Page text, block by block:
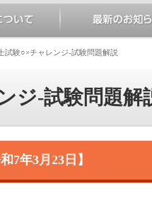
試験○×チャレンジ-試験問題解説
ジ-試験問題解
7年3月23日】